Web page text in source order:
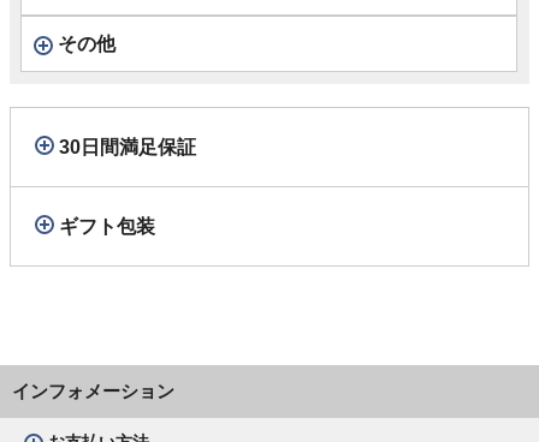
その他
30日間満足保証
ギフト包装
インフォメーション